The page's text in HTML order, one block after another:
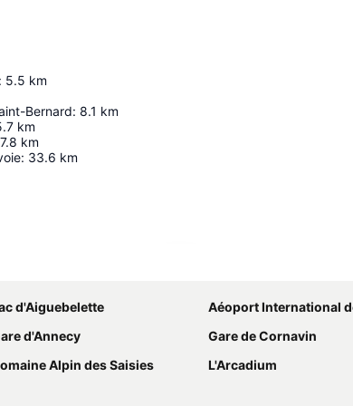
: 5.5 km
Bernard: 8.1 km
km
km
: 33.6 km
d'Aiguebelette
Aéoport International
d'Annecy
Gare de Cornavin
Alpin des Saisies
L'Arcadium